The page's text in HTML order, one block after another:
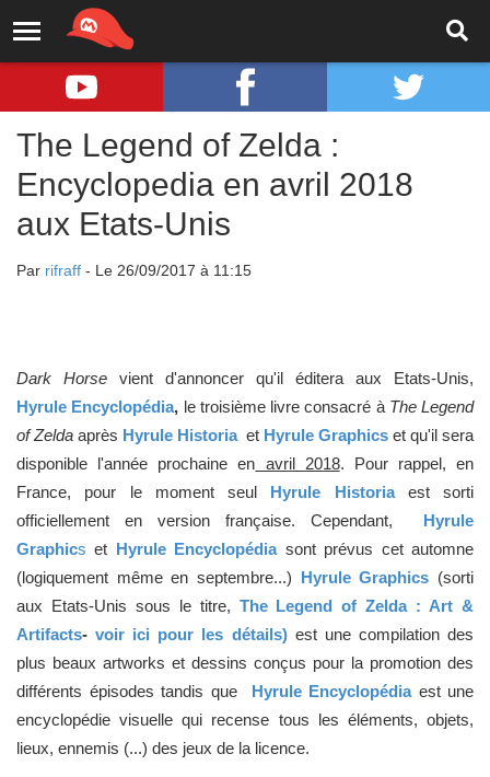
The Legend of Zelda :
Encyclopedia en avril 2018
aux Etats-Unis
Par rifraff - Le 26/09/2017 à 11:15
Dark Horse vient d'annoncer qu'il éditera aux Etats-Unis,
Hyrule Encyclopédia, le troisième livre consacré à The Legend
of Zelda après Hyrule Historia et Hyrule Graphics et qu'il sera
disponible l'année prochaine en avril 2018. Pour rappel, en
France, pour le moment seul Hyrule Historia
est sorti
officiellement en version française. Cependant, Hyrule
Graphics et Hyrule Encyclopédiasont prévus cet automne
(logiquement même en septembre...) Hyrule Graphics (sorti
aux Etats-Unis sous le titre, The Legend of Zelda : Art &
Artifacts-voir ici pour les détails)est une compilation des
plus beaux artworks et dessins conçus pour la promotion des
différents épisodes tandis que
Hyrule Encyclopédia est une
encyclopédie visuelle qui recense tous les éléments, objets,
lieux, ennemis (...) des jeux de la licence.